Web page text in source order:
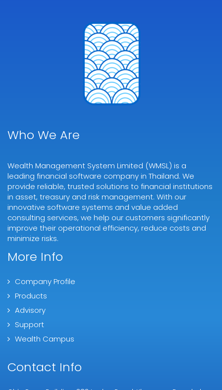
Who We Are
Wealth Management System Limited (WMSL) is a
leading financial software company in Thailand. We
provide reliable, trusted solutions to financial institutions
in asset, treasury and risk management. With our
innovative software systems and value added
consulting services, we help our customers significantly
improve their operational efficiency, reduce costs and
minimize risks.
More Info
Company Profile
Products
Advisory
Support
Wealth Campus
Contact Info